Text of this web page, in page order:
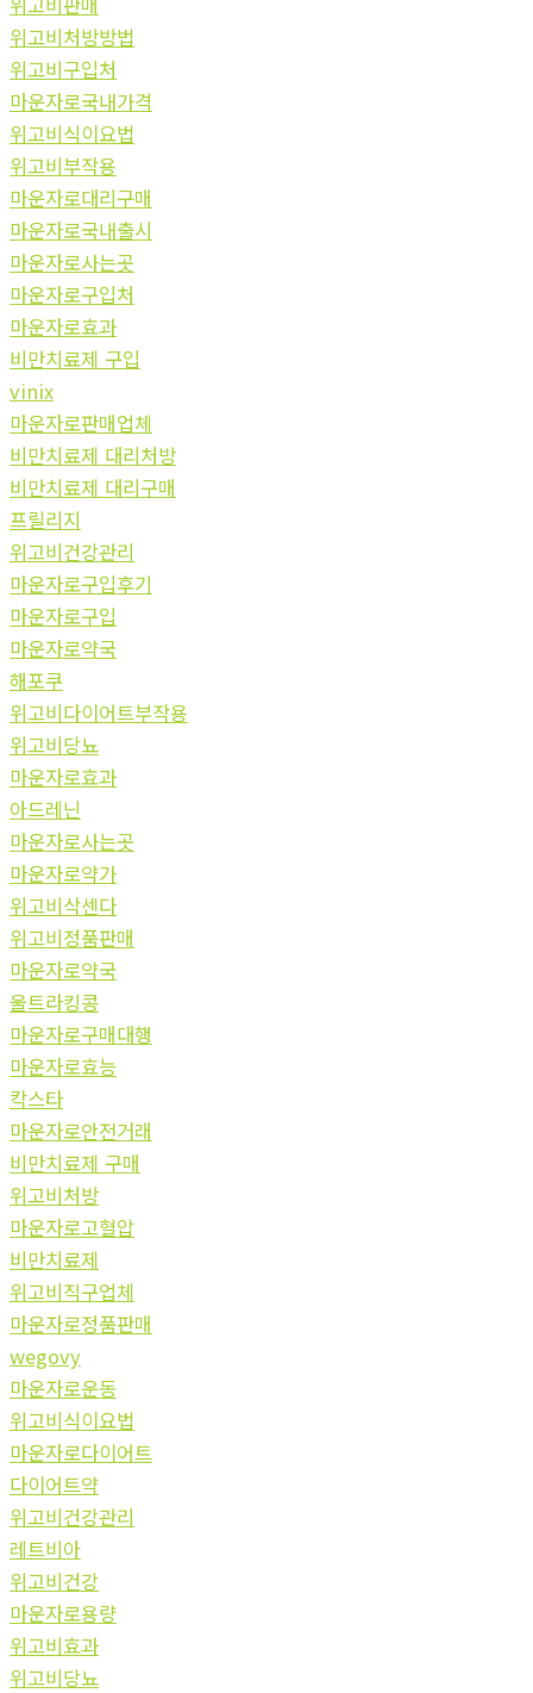
위고비처방방법
위고비구입처
마운자로국내가격
위고비식이요법
위고비부작용
마운자로대리구매
마운자로국내출시
마운자로사는곳
마운자로구입처
마운자로효과
비만치료제 구입
vinix
마운자로판매업체
비만치료제 대리처방
비만치료제 대리구매
프릴리지
위고비건강관리
마운자로구입후기
마운자로구입
마운자로약국
해포쿠
위고비다이어트부작용
위고비당뇨
마운자로효과
아드레닌
마운자로사는곳
마운자로약가
위고비삭센다
위고비정품판매
마운자로약국
울트라킹콩
마운자로구매대행
마운자로효능
칵스타
마운자로안전거래
비만치료제 구매
위고비처방
마운자로고혈압
비만치료제
위고비직구업체
마운자로정품판매
wegovy
마운자로운동
위고비식이요법
마운자로다이어트
다이어트약
위고비건강관리
레트비아
위고비건강
마운자로용량
위고비효과
위고비당뇨